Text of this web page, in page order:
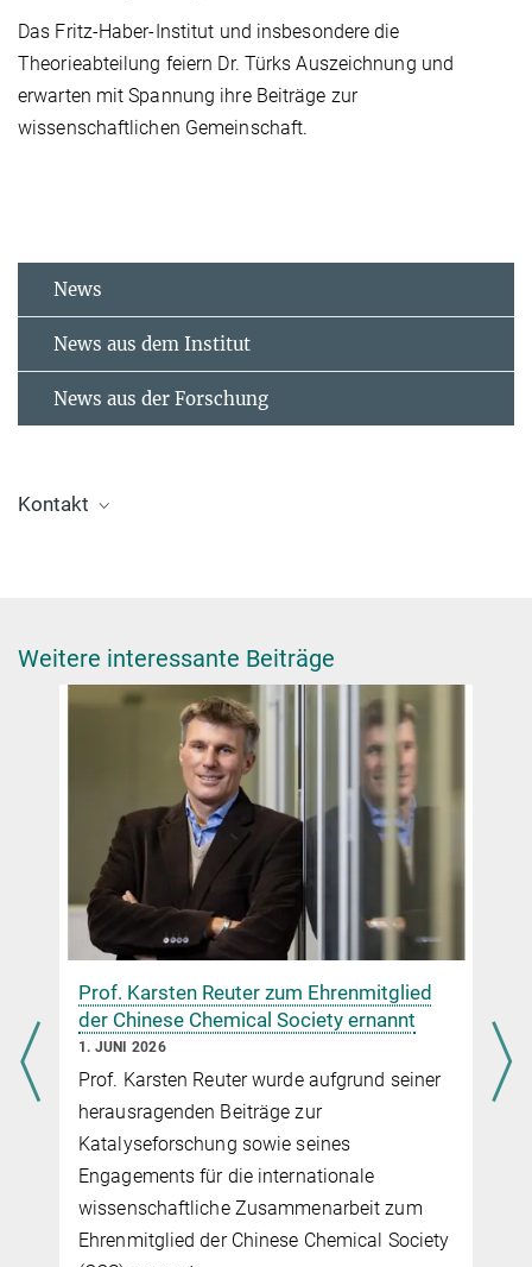
Das Fritz-Haber-Institut und insbesondere die
Theorieabteilung feiern Dr. Türks Auszeichnung und
erwarten mit Spannung ihre Beiträge zur
wissenschaftlichen Gemeinschaft.
News
News aus dem Institut
News aus der Forschung
Kontakt
Otto-Hahn-Medaille als Ansporn
Laboratory of Computational Science and
Modeling COSMO
Weitere interessante Beiträge
Prof. Karsten Reuter zum Ehrenmitglied
der Chinese Chemical Society ernannt
1. JUNI 2026
Prof. Karsten Reuter wurde aufgrund seiner
herausragenden Beiträge zur
Katalyseforschung sowie seines
Engagements für die internationale
wissenschaftliche Zusammenarbeit zum
Ehrenmitglied der Chinese Chemical Society